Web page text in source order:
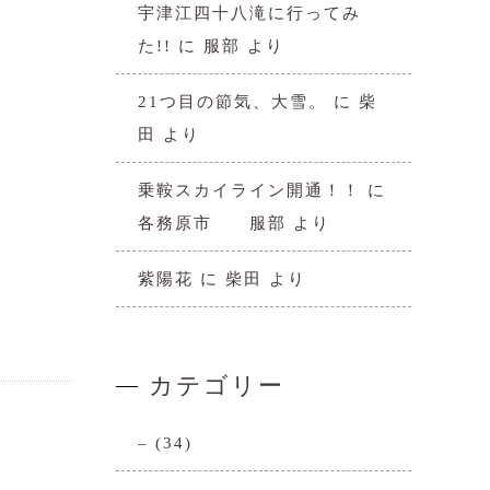
宇津江四十八滝に行ってみ
た!!
に 服部 より
21つ目の節気、大雪。 に 柴
田
より
乗鞍スカイライン開通！！
に
各務原市 服部
より
紫陽花 に 柴田 より
カテゴリー
– (34)